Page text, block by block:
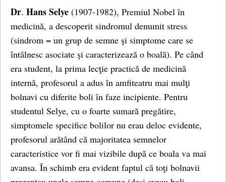
Dr. Hans Selye (1907-1982), Premiul Nobel în
medicină, a descoperit sindromul denumit stress
(sindrom = un grup de semne şi simptome care se
întâlnesc asociate şi caracterizează o boală). Pe când
era student, la prima lecţie practică de medicină
internă, profesorul a adus în amfiteatru mai mulţi
bolnavi cu diferite boli în faze incipiente. Pentru
studentul Selye, cu o foarte sumară pregătire,
simptomele specifice bolilor nu erau deloc evidente,
profesorul arătând că majoritatea semnelor
caracteristice vor fi mai vizibile după ce boala va mai
avansa. În schimb era evident faptul că toţi bolnavii